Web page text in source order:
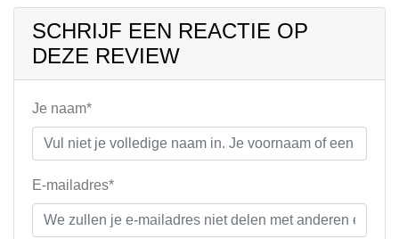
SCHRIJF EEN REACTIE OP
DEZE REVIEW
Je naam*
E-mailadres*